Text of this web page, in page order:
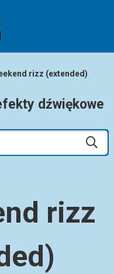
rizz (extended)
dźwiękowe
rizz